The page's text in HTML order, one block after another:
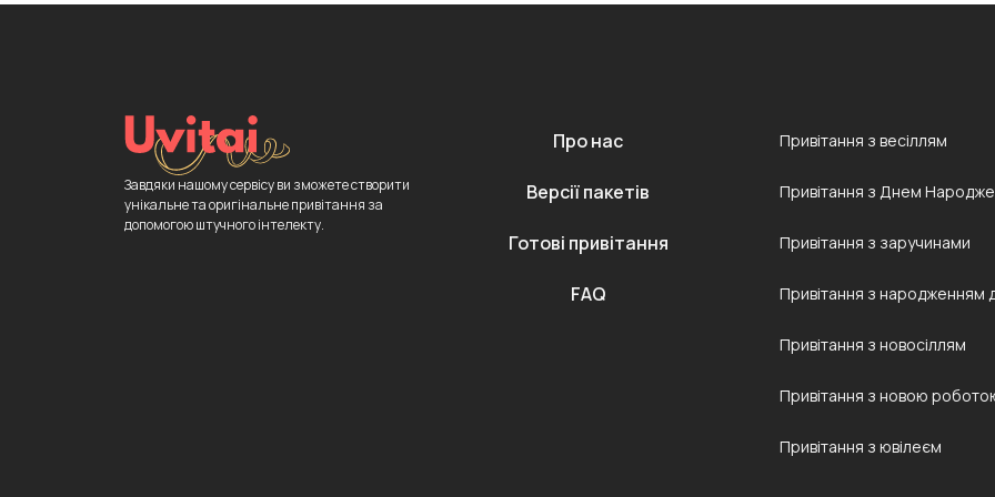
Завдяки нашому сервісу ви зможете створити
унікальне та оригінальне привітання за
допомогою штучного інтелекту.
Про нас
Версії пакетів
Готові привітання
FAQ
Привітання з весіллям
Привітання з Днем
Привітання з заручинами
Привітання з народженням
Привітання з новосіллям
Привітання з новою
Привітання з ювілеєм